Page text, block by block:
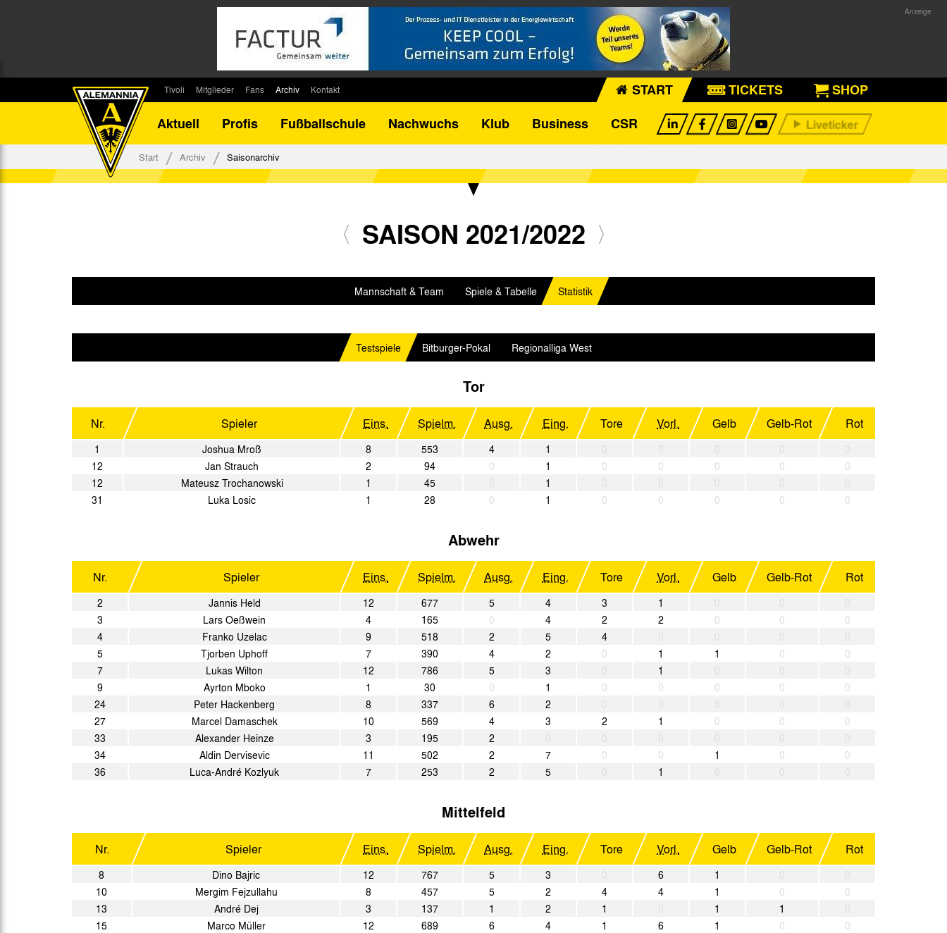
Tivoli
Stadionsprecher
Stadiongaststätte Klömpchensklub
Mitglieder
Kontakt
Fans
Fanbeirat
Fan-Klubs
Archiv
Bilanz DFB-Pokal
Kontakt START TICKETS
SHOP
Aktuell
Profis Fußballschule Nachwuchs Klub Business CSR
Start Archiv Saisonarchiv
SAISON 2021/2022
Mannschaft & Team Spiele & Tabelle Statistik
Testspiele Bitburger-Pokal Regionalliga West
Tor
Nr. Spieler Eins. Spielm. Ausg. Eing. Tore Vorl. Gelb Gelb-Rot Rot
1 Joshua Mroß 8 553 4 1
12
Jan Strauch 2 94 0 1 0 0 0 0
0
12
Mateusz Trochanowski 1 45 1
31
Luka Losic 1 28 0 1 0 0 0 0 0
Abwehr
Nr. Spieler Eins. Spielm. Ausg. Eing. Tore Vorl. Gelb Gelb-Rot Rot
2 Jannis Held 12 677 5 4 3 1
3
Lars Oeßwein 4 165 0 4 2 2 0 0
0
4
Franko Uzelac 9 518 2 5 4
5
Tjorben Uphoff 7 390 4 2 0 1 1 0
0
7
Lukas Wilton 12 786 5 3 1
9
Ayrton Mboko 1 30 0 1 0 0 0 0
0
24
Peter Hackenberg 8 337 6 2
27
Marcel Damaschek 10 569 4 3 2 1 0 0
0
33
Alexander Heinze 3 195 2
34
Aldin Dervisevic 11 502 2 7 0 0 1 0
0
36
Luca-André Kozlyuk 7 253 2 5 1
Mittelfeld
Nr. Spieler Eins. Spielm. Ausg. Eing. Tore Vorl. Gelb Gelb-Rot Rot
8 Dino Bajric 12 767 5 3 6 1
10
Mergim Fejzullahu 8 457 5 2 4 4 1 0
0
13
André Dej 3 137 1 2 1 1 1
15
Marco Müller 12 689 6 4 1 6 1 0
0